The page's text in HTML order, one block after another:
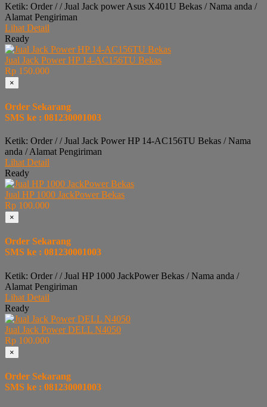
Ketik: Order / / Jual Jack power Asus X401U Bekas / Nama anda /
Alamat Pengiriman
Lihat Detail
Ready
Jual Jack Power HP 14-AC156TU Bekas
Rp 150.000
×
Order Sekarang
SMS ke : 081230001003
Ketik: Order / / Jual Jack Power HP 14-AC156TU Bekas / Nama
anda / Alamat Pengiriman
Lihat Detail
Ready
Jual HP 1000 JackPower Bekas
Rp 100.000
×
Order Sekarang
SMS ke : 081230001003
Ketik: Order / / Jual HP 1000 JackPower Bekas / Nama anda /
Alamat Pengiriman
Lihat Detail
Ready
Jual Jack Power DELL N4050
Rp 100.000
×
Order Sekarang
SMS ke : 081230001003